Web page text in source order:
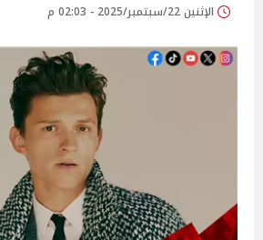
الإثنين 22/سبتمبر/2025 - 02:03 م